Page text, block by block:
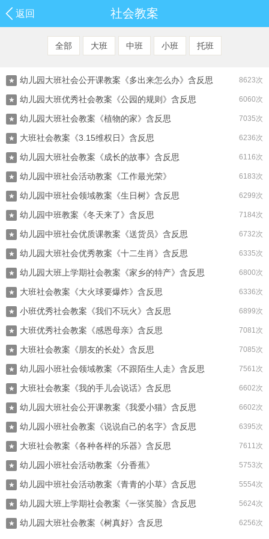
返回 社会教案
全部 大班 中班 小班 托班
8623次
★ 幼儿园大班社会公开课教案《多出来怎么办》含反思
6060次
★ 幼儿园大班优秀社会教案《公园的规则》含反思
7035次
★ 幼儿园大班社会教案《植物的家》含反思
6236次
★ 大班社会教案《3.15维权日》含反思
6116次
★ 幼儿园大班社会教案《成长的故事》含反思
6183次
★ 幼儿园中班社会活动教案《工作最光荣》
6299次
★ 幼儿园中班社会领域教案《生日树》含反思
7184次
★ 幼儿园中班教案《冬天来了》含反思
6732次
★ 幼儿园中班社会优质课教案《送货员》含反思
6335次
★ 幼儿园大班社会优秀教案《十二生肖》含反思
6800次
★ 幼儿园大班上学期社会教案《家乡的特产》含反思
6336次
★ 大班社会教案《大火球要爆炸》含反思
6899次
★ 小班优秀社会教案《我们不玩火》含反思
7081次
★ 大班优秀社会教案《感恩母亲》含反思
7085次
★ 大班社会教案《朋友的长处》含反思
7561次
★ 幼儿园小班社会领域教案《不跟陌生人走》含反思
6602次
★ 大班社会教案《我的手儿会说话》含反思
6602次
★ 幼儿园大班社会公开课教案《我爱小猫》含反思
6395次
★ 幼儿园小班社会教案《说说自己的名字》含反思
7611次
★ 大班社会教案《各种各样的乐器》含反思
5753次
★ 幼儿园小班社会活动教案《分香蕉》
5554次
★ 幼儿园中班社会活动教案《青青的小草》含反思
5624次
★ 幼儿园大班上学期社会教案《一张笑脸》含反思
6256次
★ 幼儿园大班社会教案《树真好》含反思